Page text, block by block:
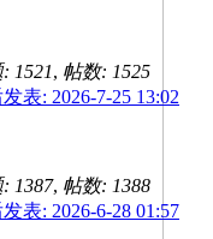
1521, 帖数: 1525
表: 2026-7-25 13:02
: 1387, 帖数: 1388
表: 2026-6-28 01:57